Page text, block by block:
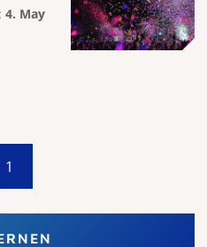
4. May
1